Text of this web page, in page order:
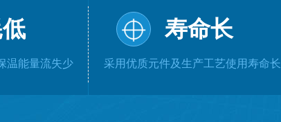
温能量流失少
寿命长
采用优质元件及生产工艺使用寿命长